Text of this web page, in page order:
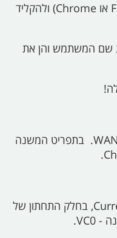
או Chrome) ולהקליד
שם המשתמש והן את
WAN.
בתפריט המשנה
בחלק התחתון של
-
VC0.